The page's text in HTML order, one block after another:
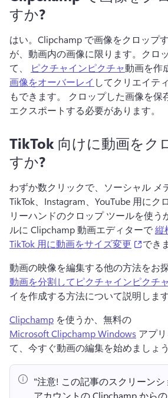
すか?
はい。 Clipchamp で画像をクロップ
が、動画内の画像に限ります。 クロ
て、
ピクチャインピクチャ動画を作
画像をオーバーレイ してクリエイテ
もできます。 クロップした画像を保
エクスポートする必要があります。
TikTok 向けに動画をク
すか?
わずか数クリックで、ソーシャル メ
TikTok、Instagram、YouTube 用にク
リーハンドのクロップ ツールを使う
ルに Clipchamp 動画エディターで 縦
TikTok 用に動画をサイズ変更
でき
動画の映像を編集する他の方法をお
動画を分割して ピクチャインピクチ
イを作成する方法について説明しま
Clipchamp を使うか、無料の
Microsoft Clipchamp Windows アプ
て、今すぐ動画の編集を始めましょ
"注意! この記事のスクリーン
アカウントの Clipchamp からの